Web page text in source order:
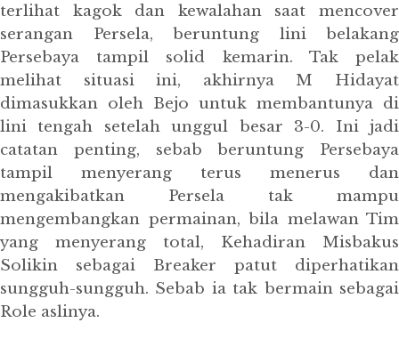
terlihat kagok dan kewalahan saat mencover
serangan Persela, beruntung lini belakang
Persebaya tampil solid kemarin. Tak pelak
melihat situasi ini, akhirnya M Hidayat
dimasukkan oleh Bejo untuk membantunya di
lini tengah setelah unggul besar 3-0. Ini jadi
catatan penting, sebab beruntung Persebaya
tampil menyerang terus menerus dan
mengakibatkan Persela tak mampu
mengembangkan permainan, bila melawan Tim
yang menyerang total, Kehadiran Misbakus
Solikin sebagai Breaker patut diperhatikan
sungguh-sungguh. Sebab ia tak bermain sebagai
Role aslinya.